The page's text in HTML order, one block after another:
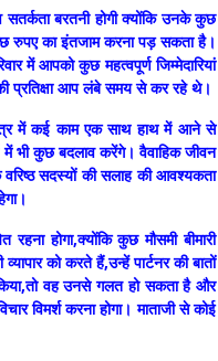
बरतनी होगी क्योंकि उनके कुछ
रुपए का इंतजाम करना पड़ सकता है।
में आपको कुछ महत्वपूर्ण जिम्मेदारियां
प्रतिक्षा आप लंबे समय से कर रहे थे।
में कई काम एक साथ हाथ में आने से
में भी कुछ बदलाव करेंगे। वैवाहिक जीवन
सदस्यों की सलाह की आवश्यकता
होगा,क्योंकि कुछ मौसमी बीमारी
को करते हैं,उन्हें पार्टनर की बातों
वह उनसे गलत हो सकता है और
विमर्श करना होगा। माताजी से कोई